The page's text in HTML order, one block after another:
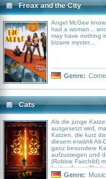
Freax and the City
Angel McGee
had a woman...
may have nothing
bizarre myster...
Genre:
Cats
Als die junge
ausgesetzt wird,
Katzen, die kurz
diesem erwählt
ganz besondere
aufzusteigen und
(Robbie Fairchild)
faulen Jenny
(Jennifer Hudson)
Genre: